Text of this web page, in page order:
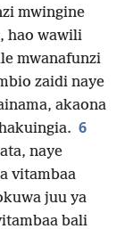
mwingine
hao wawili
mwanafunzi
zaidi naye
akaona
6
naye
vitambaa
juu ya
bali